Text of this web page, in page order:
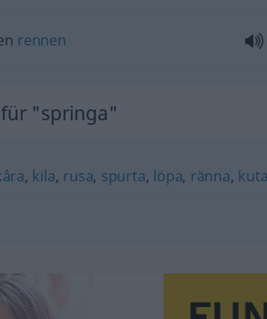
rennen
"springa"
, kila, rusa, spurta, löpa, ränna, kuta